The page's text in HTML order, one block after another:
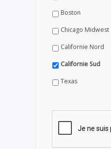
Boston
Chicago Midwest
Californie Nord
Californie Sud
Texas